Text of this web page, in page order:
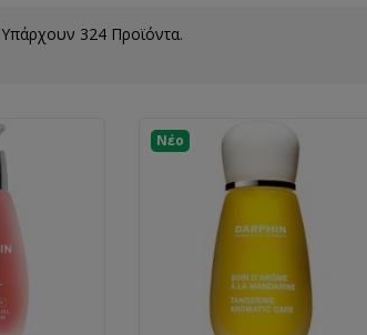
Υπάρχουν 324 Προϊόντα.
Νέο